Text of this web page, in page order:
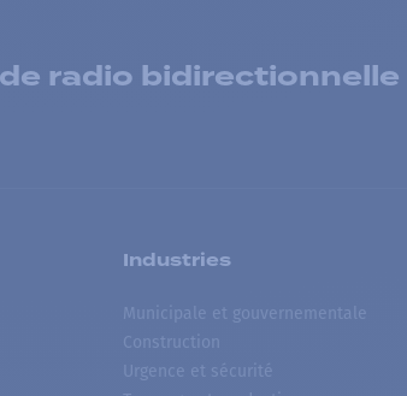
radio bidirectionnelle
Industries
Municipale et gouvernementale
Construction
Urgence et sécurité